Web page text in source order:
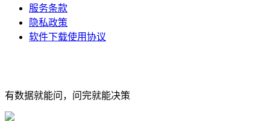
服务条款
隐私政策
软件下载使用协议
有数据就能问，问完就能决策